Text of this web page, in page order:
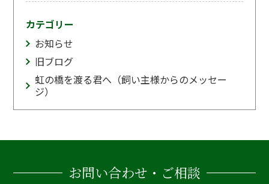
カテゴリー
お知らせ
旧ブログ
虹の橋を渡る君へ（飼い主様からのメッセー
ジ）
お問い合わせ・ご相談